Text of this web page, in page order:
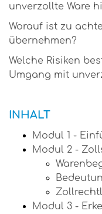
unverzollte Ware
Worauf ist zu
übernehmen?
Welche Risiken
Umgang mit
INHALT
Modul 1 -
Modul 2 -
Modul 3 -